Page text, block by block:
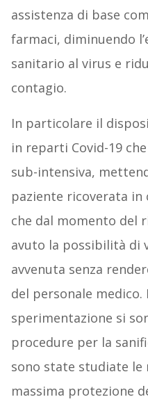
assistenza di base
farmaci, diminuendo
sanitario al virus e
contagio.
In particolare il
in reparti Covid-19
sub-intensiva,
paziente ricoverata
che dal momento del
avuto la possibilità di
avvenuta senza
del personale medico.
sperimentazione si
procedure per la
sono state studiate
massima protezione